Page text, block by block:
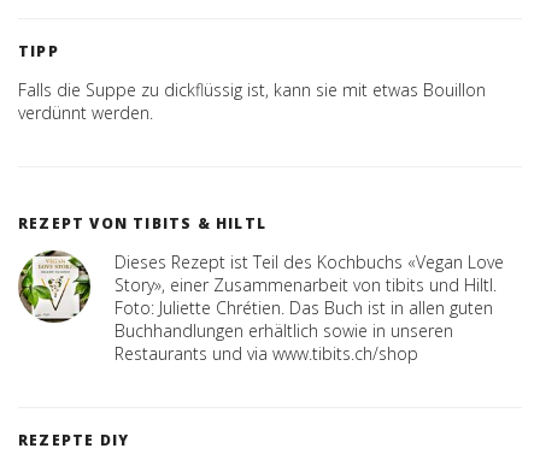
TIPP
Falls die Suppe zu dickflüssig ist, kann sie mit etwas Bouillon
verdünnt werden.
REZEPT VON TIBITS & HILTL
Dieses Rezept ist Teil des Kochbuchs «Vegan Love
Story», einer Zusammenarbeit von tibits und Hiltl.
Foto: Juliette Chrétien. Das Buch ist in allen guten
Buchhandlungen erhältlich sowie in unseren
Restaurants und via www.tibits.ch/shop
REZEPTE DIY